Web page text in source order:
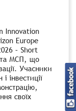
Innovation
Europe
– Short
та МСП, що
Учасники
інвестиції
своїх